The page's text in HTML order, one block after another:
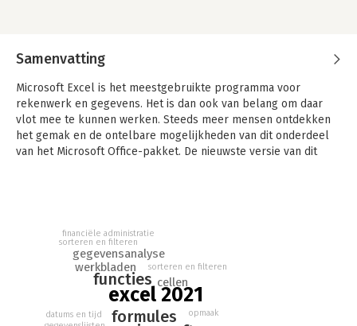
Samenvatting
Microsoft Excel is het meestgebruikte programma voor
rekenwerk en gegevens. Het is dan ook van belang om daar
vlot mee te kunnen werken. Steeds meer mensen ontdekken
het gemak en de ontelbare mogelijkheden van dit onderdeel
van het Microsoft Office-pakket. De nieuwste versie van dit
voorbeelden laat de auteur in deze actuele uitgave zien hoe u
met weinig inspanning het maximale uit Microsoft Excel haalt. U
leert hoe u in een handomdraai handige lijsten maakt om
gegevens bij te houden, rekenformules opstelt en grafieken
maakt. De functies voor het rekenwerk vormen het kloppende
hart van Excel, bijna de helft van dit boek wordt besteed aan
uitleg van de dertig meest gebruikte functies. Verder komen
excel 2021
formules
functies cellen
werkbladen
gegevensanalyse
sorteren en filteren
sorteren en filteren
financiële administratie
opmaak
datums en tijd